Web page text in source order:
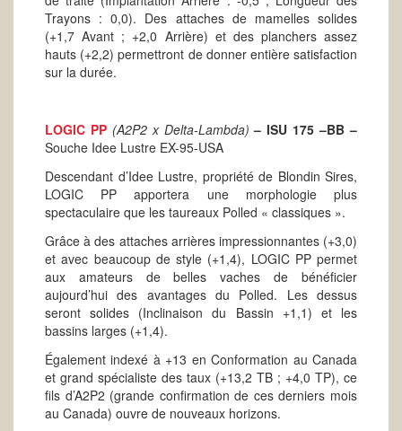
Trayons : 0,0). Des attaches de mamelles solides
(+1,7 Avant ; +2,0 Arrière) et des planchers assez
hauts (+2,2) permettront de donner entière satisfaction
sur la durée.
LOGIC PP (A2P2 x Delta-Lambda) – ISU 175 –BB –
Souche Idee Lustre EX-95-USA
Descendant d’Idee Lustre, propriété de Blondin Sires,
LOGIC PP apportera une morphologie plus
spectaculaire que les taureaux Polled « classiques ».
Grâce à des attaches arrières impressionnantes (+3,0)
et avec beaucoup de style (+1,4), LOGIC PP permet
aux amateurs de belles vaches de bénéficier
aujourd’hui des avantages du Polled. Les dessus
seront solides (Inclinaison du Bassin +1,1) et les
bassins larges (+1,4).
Également indexé à +13 en Conformation au Canada
et grand spécialiste des taux (+13,2 TB ; +4,0 TP), ce
fils d’A2P2 (grande confirmation de ces derniers mois
au Canada) ouvre de nouveaux horizons.